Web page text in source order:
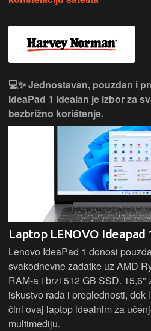
💻✨ Jednostavan, pouzdan i
IdeaPad 1 idealan je izbor za
bezbrižno korištenje.
Laptop LENOVO Ideapad
Lenovo IdeaPad 1 donosi
svakodnevne zadatke uz AMD
RAM-a i brzi 512 GB SSD. 15,6"
iskustvo rada i preglednosti,
čini ovaj laptop idealnim za
multimediju.